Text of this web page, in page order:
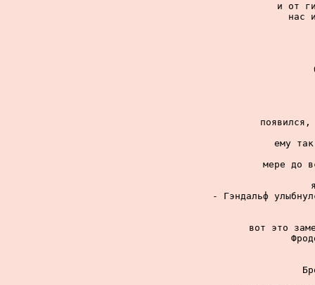
и от
нас
ему
мере до
- Гэндальф
вот это